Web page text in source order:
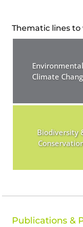
Thematic lines
Climate
Biodiversity
Publications &